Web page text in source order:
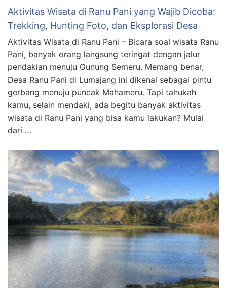
Aktivitas Wisata di Ranu Pani yang Wajib Dicoba:
Trekking, Hunting Foto, dan Eksplorasi Desa
Aktivitas Wisata di Ranu Pani – Bicara soal wisata Ranu
Pani, banyak orang langsung teringat dengan jalur
pendakian menuju Gunung Semeru. Memang benar,
Desa Ranu Pani di Lumajang ini dikenal sebagai pintu
gerbang menuju puncak Mahameru. Tapi tahukah
kamu, selain mendaki, ada begitu banyak aktivitas
wisata di Ranu Pani yang bisa kamu lakukan? Mulai
dari …